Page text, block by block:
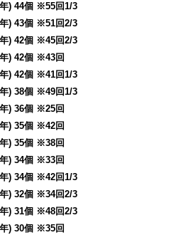
) 44個 ※55回1/3
個 ※51回2/3
) 42個 ※45回2/3
) 42個 ※43回
42個 ※41回1/3
個 ※49回1/3
) 36個 ※25回
個 ※42回
) 35個 ※38回
34個 ※33回
) 34個 ※42回1/3
) 32個 ※34回2/3
個 ※48回2/3
個 ※35回